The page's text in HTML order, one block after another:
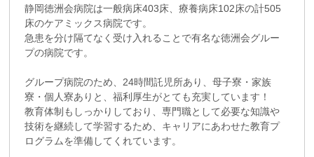
静岡徳洲会病院は一般病床403床、療養病床102床の計505
床のケアミックス病院です。
急患を分け隔てなく受け入れることで有名な徳洲会グルー
プの病院です。
グループ病院のため、24時間託児所あり、母子寮・家族
寮・個人寮ありと、福利厚生がとても充実しています！
教育体制もしっかりしており、専門職として必要な知識や
技術を継続して学習するため、キャリアにあわせた教育プ
ログラムを準備してくれています。